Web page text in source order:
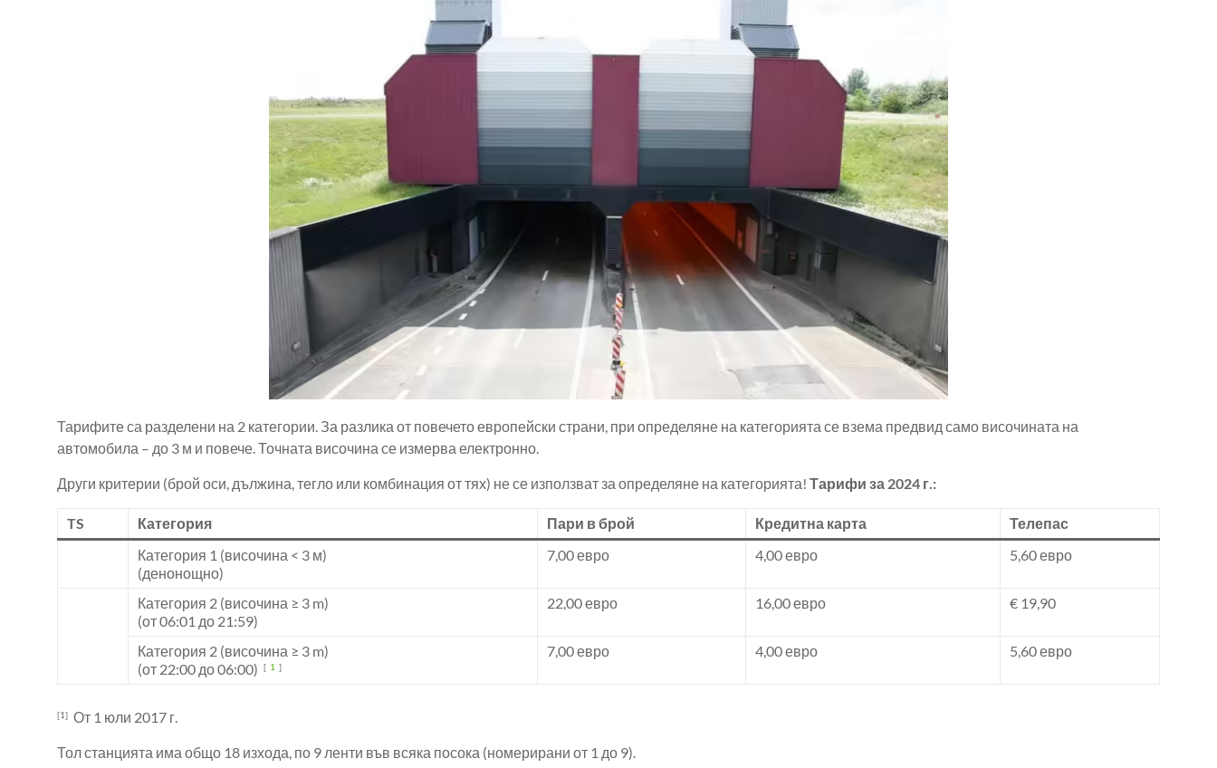
Тарифите са разделени на 2 категории. За разлика от повечето европейски страни, при определяне на категорията се взема предвид само височината на
автомобила – до 3 м и повече. Точната височина се измерва електронно.
Други критерии (брой оси, дължина, тегло или комбинация от тях) не се използват за определяне на категорията! Тарифи за 2024 г.:
TS Категория Пари в брой Кредитна карта
Телепас
Категория 1 (височина < 3 м)
(денонощно)
7,00 евро 4,00 евро 5,60 евро
Категория 2 (височина ≥ 3 m)
(от 06:01 до 21:59)
22,00 евро 16,00 евро € 19,90
Категория 2 (височина ≥ 3 m)
(от 22:00 до 06:00) [ 1 ]
7,00 евро 4,00 евро 5,60 евро
[1] От 1 юли 2017 г.
Тол станцията има общо 18 изхода, по 9 ленти във всяка посока (номерирани от 1 до 9).